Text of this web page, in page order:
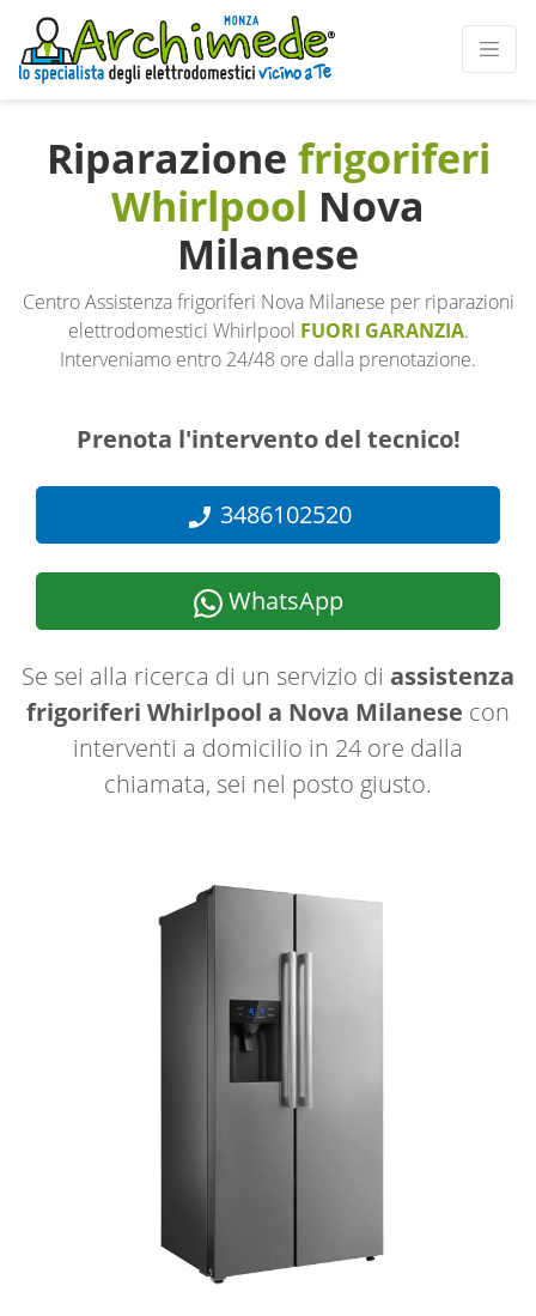
Riparazione frigoriferi
Whirlpool Nova
Milanese
Centro Assistenza frigoriferi Nova Milanese per riparazioni
elettrodomestici Whirlpool FUORI GARANZIA.
Interveniamo entro 24/48 ore dalla prenotazione.
Prenota l'intervento del tecnico!
3486102520
WhatsApp
Se sei alla ricerca di un servizio di assistenza
frigoriferi Whirlpool a Nova Milanese con
interventi a domicilio in 24 ore dalla
chiamata, sei nel posto giusto.